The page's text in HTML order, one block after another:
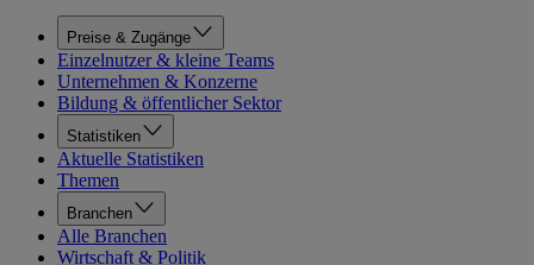
Preise & Zugänge
Einzelnutzer & kleine Teams
Unternehmen & Konzerne
Bildung & öffentlicher Sektor
Statistiken
Aktuelle Statistiken
Themen
Branchen
Alle Branchen
Wirtschaft & Politik